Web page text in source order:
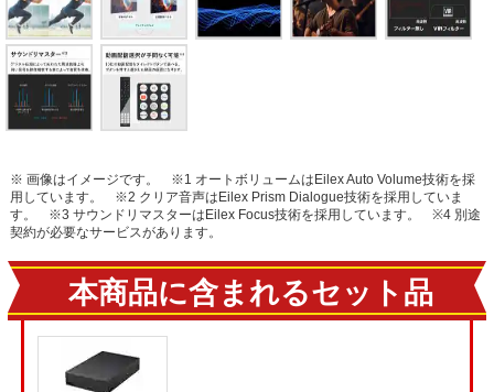
※ 画像はイメージです。
※1 オートボリュームはEilex Auto Volume技術を採
用しています。
※2 クリア音声はEilex Prism Dialogue技術を採用していま
す。
※3 サウンドリマスターはEilex Focus技術を採用しています。
※4 別途
契約が必要なサービスがあります。
本商品に含まれるセット品